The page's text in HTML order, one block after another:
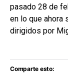
pasado 28 de
en lo que ahora
dirigidos por
Comparte esto: